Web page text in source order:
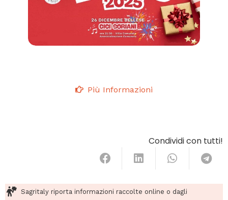
Più Informazioni
Condividi con tutti!
Sagritaly riporta informazioni raccolte online o dagli